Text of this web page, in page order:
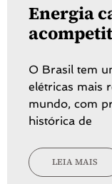
Energia
O Brasil tem
elétricas mais
mundo, com
histórica de
LEIA MAIS